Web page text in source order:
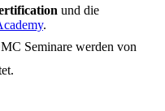
und die
.
Seminare werden von